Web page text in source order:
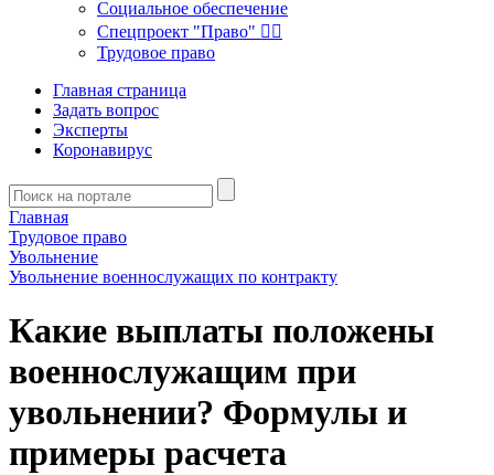
Социальное обеспечение
Спецпроект "Право" 👮‍♂️
Трудовое право
Главная страница
Задать вопрос
Эксперты
Коронавирус
Главная
Трудовое право
Увольнение
Увольнение военнослужащих по контракту
Какие выплаты положены
военнослужащим при
увольнении? Формулы и
примеры расчета